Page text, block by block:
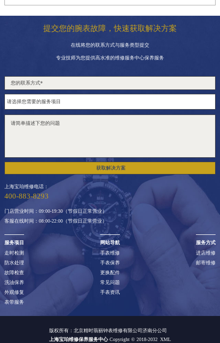
提交您的腕表故障，快速获取解决方案
在线将您的联系方式与服务类型提交
专业技师为您提供高水准的维修服务中心保养服务
获取解决方案
上海宝珀维修电话：
400-883-8293
门店营业时间：09:00-19:30（节假日正常营业）
客服在线时间：08:00-22:00（节假日正常营业）
服务项目
走时检测
防水处理
故障检查
洗油保养
外观修复
表带服务
网站导航
手表维修
手表保养
更换配件
常见问题
手表资讯
服务方式
进店维修
邮寄维修
版权所有：北京精时翡丽钟表维修有限公司济南分公司
上海宝珀维修保养服务中心Copyright © 2018-2032 XML